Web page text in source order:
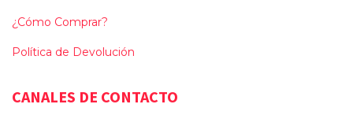
¿Cómo Comprar?
Política de Devolución
CANALES DE CONTACTO